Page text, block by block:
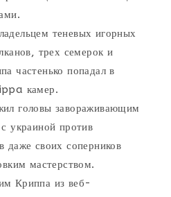
теневых игорных
трех семерок и
частенько попадал в
камер.
головы завораживающим
украиной против
даже своих соперников
мастерством.
Криппа из веб-